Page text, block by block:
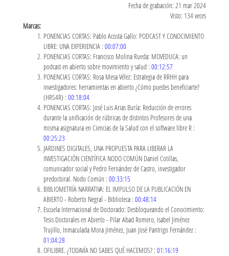
Fecha de grabación: 21 mar 2024
Visto: 134 veces
Marcas:
PONENCIAS CORTAS: Pablo Acosta Gallo: PODCAST Y CONOCIMIENTO
LIBRE: UNA EXPERIENCIA : 00:07:00
PONENCIAS CORTAS: Francisco Molina Rueda: MOVEDUCA: un
podcast en abierto sobre movimiento y salud : 00:12:57
PONENCIAS CORTAS: Rosa Mesa Vélez: Estrategia de RRHH para
investigadores: herramientas en abierto ¿Cómo puedes beneficiarte?
(HRS4R) : 00:18:04
PONENCIAS CORTAS: José Luis Arias Buría: Reducción de errores
durante la unificación de rúbricas de distintos Profesores de una
misma asignatura en Ciencias de la Salud con el software libre R :
00:25:23
JARDINES DIGITALES, UNA PROPUESTA PARA LIBERAR LA
INVESTIGACIÓN CIENTÍFICA NODO COMÚN Daniel Cotillas,
comunicador social y Pedro Fernández de Castro, investigador
predoctoral. Nodo Común : 00:33:15
BIBLIOMETRÍA NARRATIVA: EL IMPULSO DE LA PUBLICACIÓN EN
ABIERTO - Roberto Negral - Biblioteca : 00:48:14
Escuela Internacional de Doctorado: Desbloqueando el Conocimiento:
Tesis Doctorales en Abierto - Pilar Abad Romero, Isabel Jiménez
Trujillo, Inmaculada Mora Jiménez, Juan José Pantrigo Fernández :
01:04:28
OFILIBRE. ¿TODAVÍA NO SABES QUÉ HACEMOS? : 01:16:19